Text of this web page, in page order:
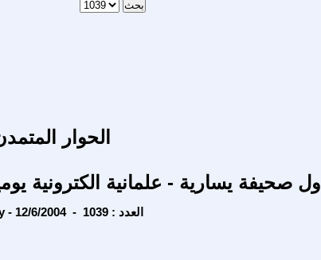
الحوار
اول صحيفة يسارية - علمانية الكترونية
Monday - 12/6/2004 - العدد : 1039